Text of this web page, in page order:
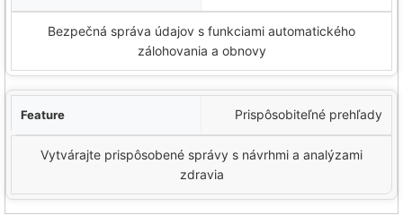
Bezpečná správa údajov s funkciami automatického
zálohovania a obnovy
Prispôsobiteľné prehľady
Vytvárajte prispôsobené správy s návrhmi a analýzami
zdravia